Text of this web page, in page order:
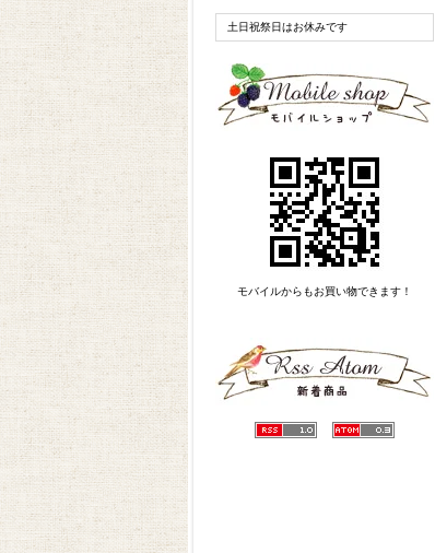
土日祝祭日はお休みです
モバイルからもお買い物できます！